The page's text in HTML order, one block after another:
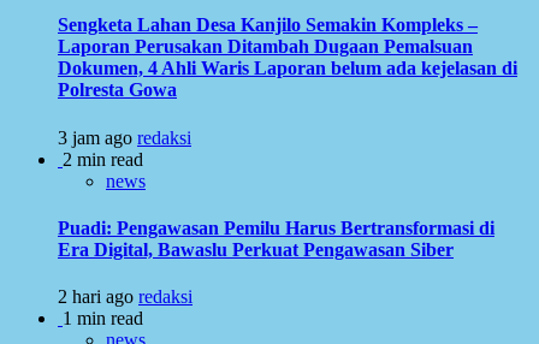
Sengketa Lahan Desa Kanjilo Semakin Kompleks –
Laporan Perusakan Ditambah Dugaan Pemalsuan
Dokumen, 4 Ahli Waris Laporan belum ada kejelasan di
Polresta Gowa
3 jam ago redaksi
2 min read
news
Puadi: Pengawasan Pemilu Harus Bertransformasi di
Era Digital, Bawaslu Perkuat Pengawasan Siber
2 hari ago redaksi
1 min read
news